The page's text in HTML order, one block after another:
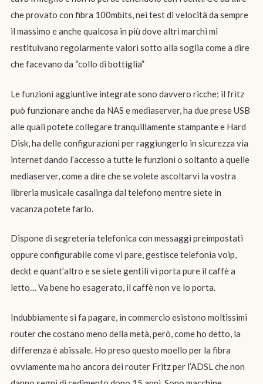
che provato con fibra 100mbits, nei test di velocità da sempre
il massimo e anche qualcosa in più dove altri marchi mi
restituivano regolarmente valori sotto alla soglia come a dire
che facevano da “collo di bottiglia”
Le funzioni aggiuntive integrate sono davvero ricche; il fritz
può funzionare anche da NAS e mediaserver, ha due prese USB
alle quali potete collegare tranquillamente stampante e Hard
Disk, ha delle configurazioni per raggiungerlo in sicurezza via
internet dando l’accesso a tutte le funzioni o soltanto a quelle
mediaserver, come a dire che se volete ascoltarvi la vostra
libreria musicale casalinga dal telefono mentre siete in
vacanza potete farlo.
Dispone di segreteria telefonica con messaggi preimpostati
oppure configurabile come vi pare, gestisce telefonia voip,
deckt e quant’altro e se siete gentili vi porta pure il caffè a
letto… Va bene ho esagerato, il caffè non ve lo porta.
Indubbiamente si fa pagare, in commercio esistono moltissimi
router che costano meno della metà, però, come ho detto, la
differenza è abissale. Ho preso questo moello per la fibra
ovviamente ma ho ancora dei router Fritz per l’ADSL che non